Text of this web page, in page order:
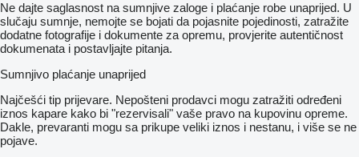
Ne dajte saglasnost na sumnjive zaloge i plaćanje robe unaprijed. U
slučaju sumnje, nemojte se bojati da pojasnite pojedinosti, zatražite
dodatne fotografije i dokumente za opremu, provjerite autentičnost
dokumenata i postavljajte pitanja.
Sumnjivo plaćanje unaprijed
Najčešći tip prijevare. Nepošteni prodavci mogu zatražiti određeni
iznos kapare kako bi "rezervisali" vaše pravo na kupovinu opreme.
Dakle, prevaranti mogu sa prikupe veliki iznos i nestanu, i više se ne
pojave.